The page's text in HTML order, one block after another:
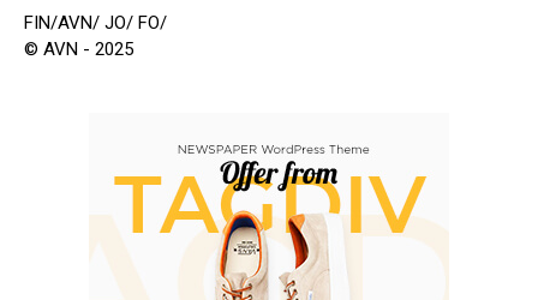
FIN/AVN/ JO/ FO/
© AVN - 2025